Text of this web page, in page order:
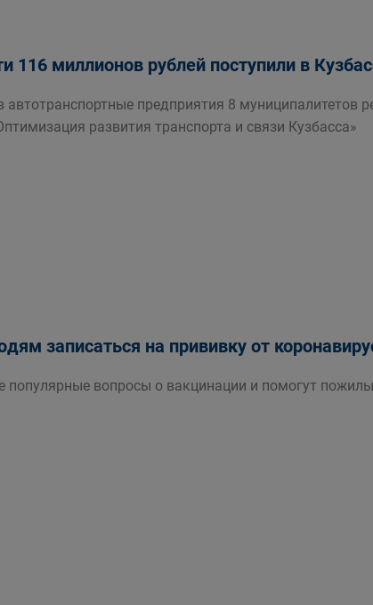
миллионов рублей поступили в
предприятия 8 муниципалитетов
развития транспорта и связи Кузбасса»
записаться на прививку от
популярные вопросы о вакцинации и помогут